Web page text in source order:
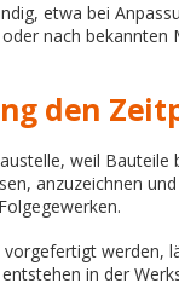
etwa bei
nach
den
weil
anzuzeichnen
werden,
in der